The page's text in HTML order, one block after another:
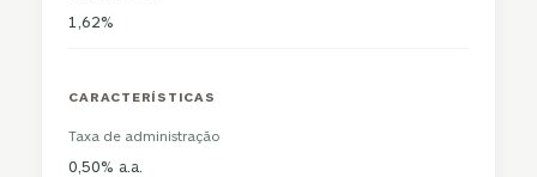
1,62%
CARACTERÍSTICAS
Taxa de administração
0,50% a.a.